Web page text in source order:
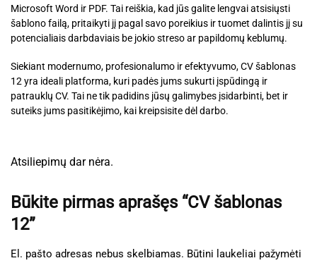
Microsoft Word ir PDF. Tai reiškia, kad jūs galite lengvai atsisiųsti
šablono failą, pritaikyti jį pagal savo poreikius ir tuomet dalintis jį su
potencialiais darbdaviais be jokio streso ar papildomų keblumų.
Siekiant modernumo, profesionalumo ir efektyvumo, CV šablonas
12 yra ideali platforma, kuri padės jums sukurti įspūdingą ir
patrauklų CV. Tai ne tik padidins jūsų galimybes įsidarbinti, bet ir
suteiks jums pasitikėjimo, kai kreipsisite dėl darbo.
Atsiliepimų dar nėra.
Būkite pirmas aprašęs “CV šablonas
12”
El. pašto adresas nebus skelbiamas. Būtini laukeliai pažymėti